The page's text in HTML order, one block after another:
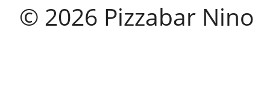
© 2026 Pizzabar Nino